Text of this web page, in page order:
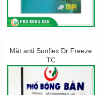
Mặt anti Sunflex Dr Freeze
TC